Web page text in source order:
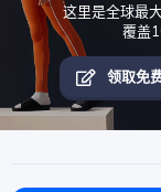
这里是全球最
覆盖
领取免